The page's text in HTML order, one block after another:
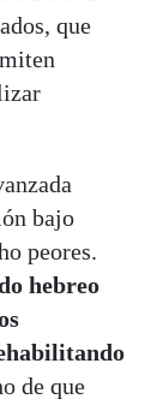
que
bajo
peores.
hebreo
de que